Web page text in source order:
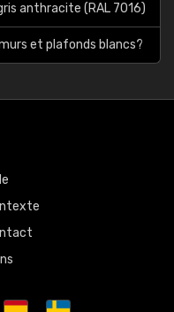
anthracite (RAL 7016)
et plafonds blancs?